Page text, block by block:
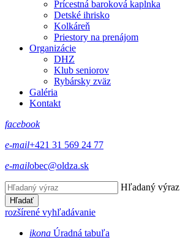
Prícestná baroková kaplnka
Detské ihrisko
Kolkáreň
Priestory na prenájom
Organizácie
DHZ
Klub seniorov
Rybársky zväz
Galéria
Kontakt
facebook
e-mail+421 31 569 24 77
e-mailobec@oldza.sk
Hľadaný výraz
Hľadať
rozšírené vyhľadávanie
ikona Úradná tabuľa